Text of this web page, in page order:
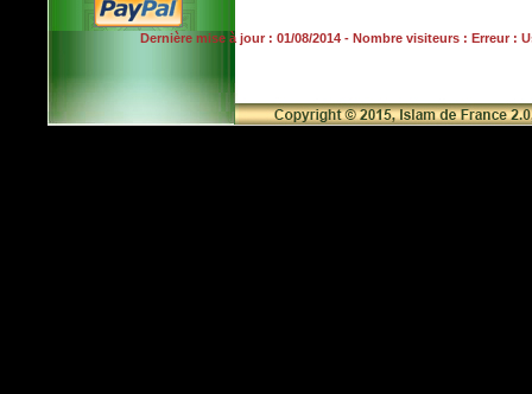
Dernière mise à jour : 01/08/2014 - Nombre visiteurs : Erreur